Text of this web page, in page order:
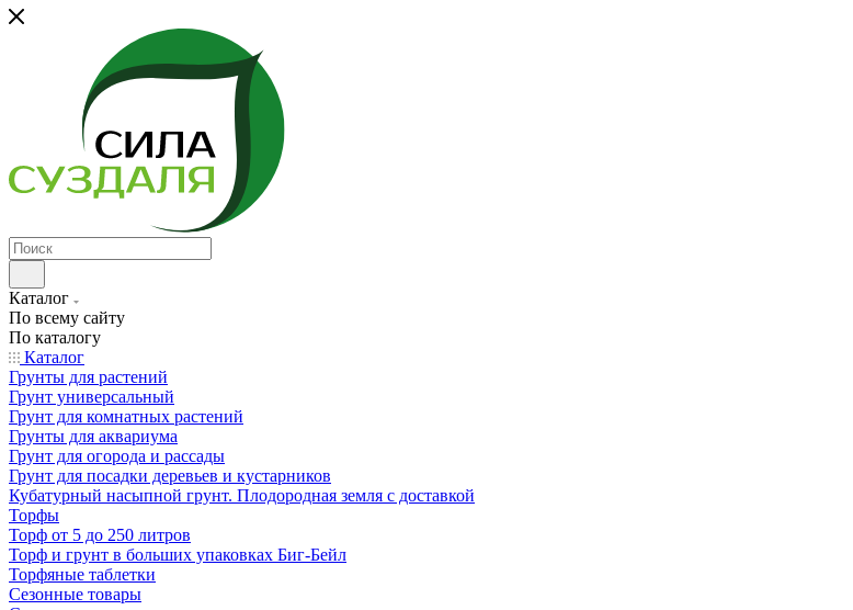
Каталог
По всему сайту
По каталогу
Каталог
Грунты для растений
Грунт универсальный
Грунт для комнатных растений
Грунты для аквариума
Грунт для огорода и рассады
Грунт для посадки деревьев и кустарников
Кубатурный насыпной грунт. Плодородная земля с доставкой
Торфы
Торф от 5 до 250 литров
Торф и грунт в больших упаковках Биг-Бейл
Торфяные таблетки
Сезонные товары